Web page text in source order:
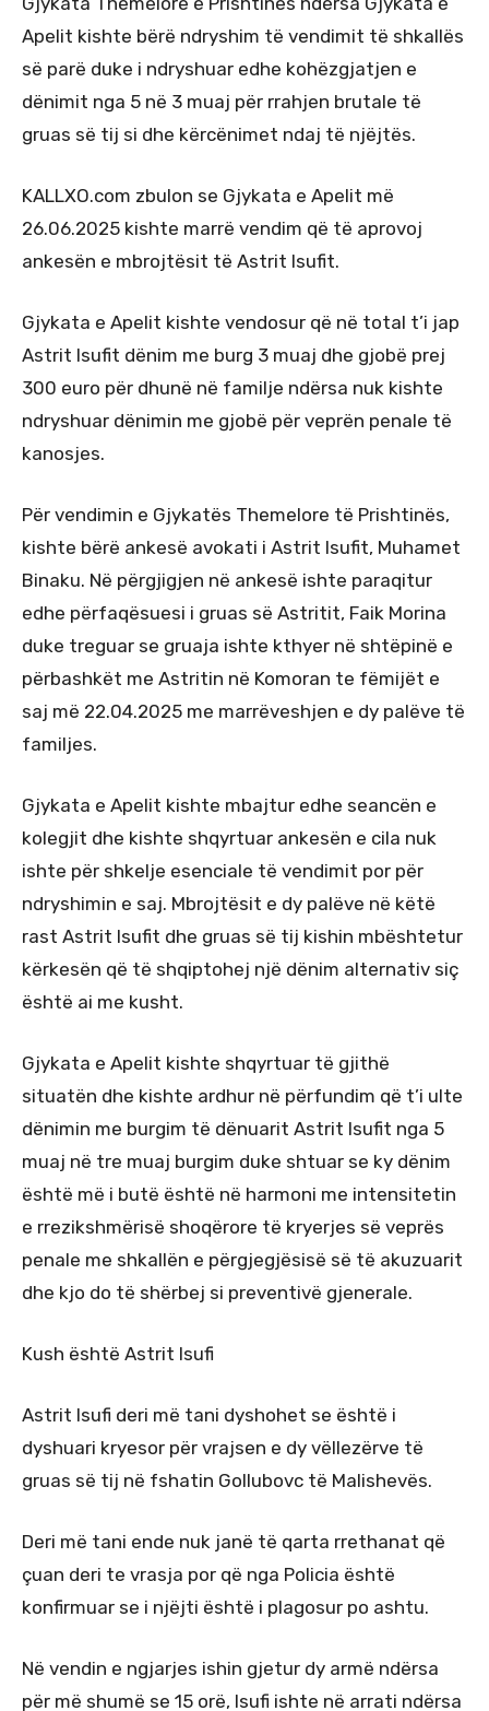
Apelit kishte bërë ndryshim të vendimit të shkallës
së parë duke i ndryshuar edhe kohëzgjatjen e
dënimit nga 5 në 3 muaj për rrahjen brutale të
gruas së tij si dhe kërcënimet ndaj të njëjtës.
KALLXO.com zbulon se Gjykata e Apelit më
26.06.2025 kishte marrë vendim që të aprovoj
ankesën e mbrojtësit të Astrit Isufit.
Gjykata e Apelit kishte vendosur që në total t’i jap
Astrit Isufit dënim me burg 3 muaj dhe gjobë prej
300 euro për dhunë në familje ndërsa nuk kishte
ndryshuar dënimin me gjobë për veprën penale të
kanosjes.
Për vendimin e Gjykatës Themelore të Prishtinës,
kishte bërë ankesë avokati i Astrit Isufit, Muhamet
Binaku. Në përgjigjen në ankesë ishte paraqitur
edhe përfaqësuesi i gruas së Astritit, Faik Morina
duke treguar se gruaja ishte kthyer në shtëpinë e
përbashkët me Astritin në Komoran te fëmijët e
saj më 22.04.2025 me marrëveshjen e dy palëve të
familjes.
Gjykata e Apelit kishte mbajtur edhe seancën e
kolegjit dhe kishte shqyrtuar ankesën e cila nuk
ishte për shkelje esenciale të vendimit por për
ndryshimin e saj. Mbrojtësit e dy palëve në këtë
rast Astrit Isufit dhe gruas së tij kishin mbështetur
kërkesën që të shqiptohej një dënim alternativ siç
është ai me kusht.
Gjykata e Apelit kishte shqyrtuar të gjithë
situatën dhe kishte ardhur në përfundim që t’i ulte
dënimin me burgim të dënuarit Astrit Isufit nga 5
muaj në tre muaj burgim duke shtuar se ky dënim
është më i butë është në harmoni me intensitetin
e rrezikshmërisë shoqërore të kryerjes së veprës
penale me shkallën e përgjegjësisë së të akuzuarit
dhe kjo do të shërbej si preventivë gjenerale.
Kush është Astrit Isufi
Astrit Isufi deri më tani dyshohet se është i
dyshuari kryesor për vrajsen e dy vëllezërve të
gruas së tij në fshatin Gollubovc të Malishevës.
Deri më tani ende nuk janë të qarta rrethanat që
çuan deri te vrasja por që nga Policia është
konfirmuar se i njëjti është i plagosur po ashtu.
Në vendin e ngjarjes ishin gjetur dy armë ndërsa
për më shumë se 15 orë, Isufi ishte në arrati ndërsa